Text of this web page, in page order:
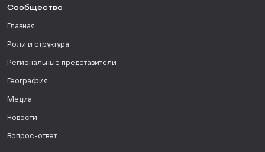
Сообщество
Главная
Роли и структура
Региональные представители
География
Медиа
Новости
Вопрос-ответ